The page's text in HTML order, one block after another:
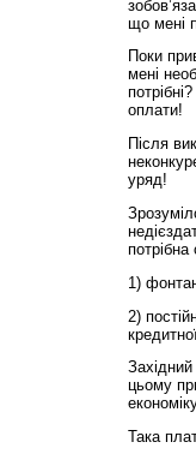
що мені
Поки
мені
оплати!
Після
уряд!
1)
2)
цьому
Така